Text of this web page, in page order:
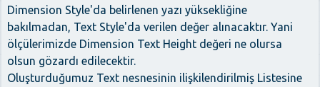
Dimension Style'da belirlenen yazı yüksekliğine
bakılmadan, Text Style'da verilen değer alınacaktır. Yani
ölçülerimizde Dimension Text Height değeri ne olursa
olsun gözardı edilecektir.
Oluşturduğumuz Text nesnesinin ilişkilendirilmiş Listesine